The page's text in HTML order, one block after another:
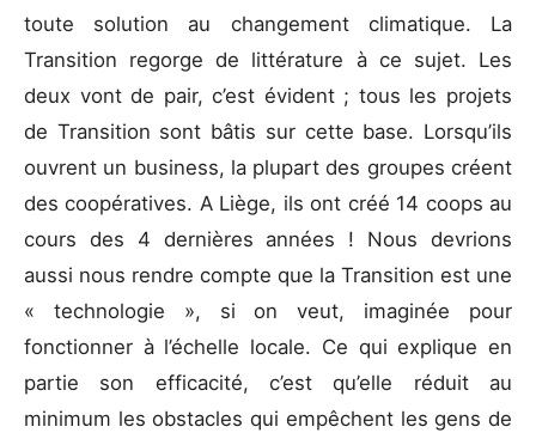
toute solution au changement climatique. La
Transition regorge de littérature à ce sujet. Les
deux vont de pair, c’est évident ; tous les projets
de Transition sont bâtis sur cette base. Lorsqu’ils
ouvrent un business, la plupart des groupes créent
des coopératives. A Liège, ils ont créé 14 coops au
cours des 4 dernières années ! Nous devrions
aussi nous rendre compte que la Transition est une
« technologie », si on veut, imaginée pour
fonctionner à l’échelle locale. Ce qui explique en
partie son efficacité, c’est qu’elle réduit au
minimum les obstacles qui empêchent les gens de